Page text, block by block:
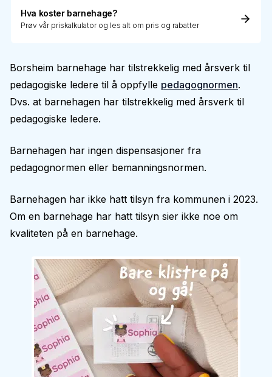
Hva koster barnehage?
Prøv vår priskalkulator og les alt om pris og rabatter
Borsheim barnehage har tilstrekkelig med årsverk til
pedagogiske ledere til å oppfylle pedagognormen.
Dvs. at barnehagen har tilstrekkelig med årsverk til
pedagogiske ledere.
Barnehagen har ingen dispensasjoner fra
pedagognormen eller bemanningsnormen.
Barnehagen har ikke hatt tilsyn fra kommunen i 2023.
Om en barnehage har hatt tilsyn sier ikke noe om
kvaliteten på en barnehage.